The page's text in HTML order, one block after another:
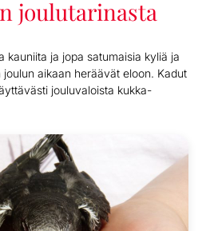
joulutarinasta
kauniita ja jopa satumaisia kyliä ja
aikaan heräävät eloon. Kadut
jouluvaloista kukka-